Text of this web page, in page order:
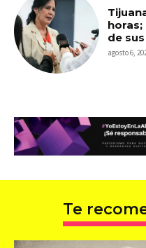
de
agosto 6,
Te